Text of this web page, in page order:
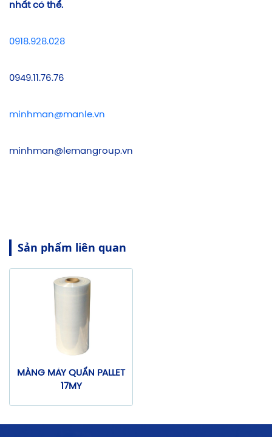
nhất có thể.
0918.928.028
0949.11.76.76
minhman@manle.vn
minhman@lemangroup.vn
Sản phẩm liên quan
MÀNG MÁY QUẤN PALLET
17MY